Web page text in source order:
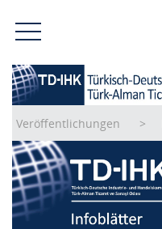
Veröffentlichungen